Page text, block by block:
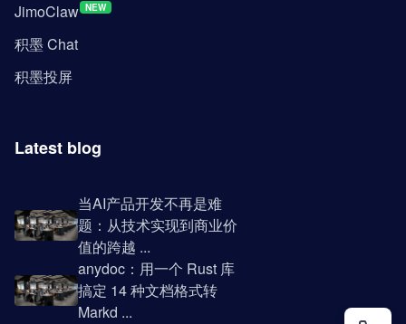
JimoClaw NEW
积墨 Chat
积墨投屏
Latest blog
当AI产品开发不再是难
题：从技术实现到商业价
值的跨越 ...
anydoc：用一个 Rust 库
搞定 14 种文档格式转
Markd ...